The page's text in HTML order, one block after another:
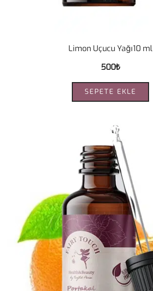
Limon Uçucu Yağı10 ml
500₺
SEPETE EKLE